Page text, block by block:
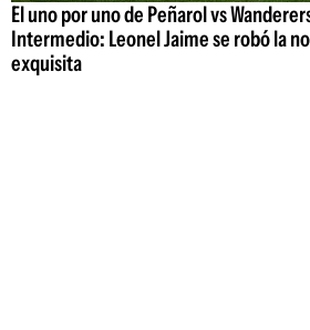
El uno por uno de Peñarol vs
Intermedio: Leonel Jaime se robó la
exquisita